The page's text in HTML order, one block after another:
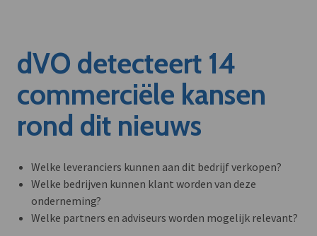
dVO detecteert 14
commerciële kansen
rond dit nieuws
Welke leveranciers kunnen aan dit bedrijf verkopen?
Welke bedrijven kunnen klant worden van deze
onderneming?
Welke partners en adviseurs worden mogelijk relevant?